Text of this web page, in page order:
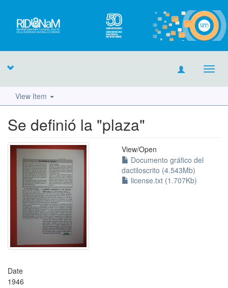
View Item
Se definió la "plaza"
View/Open
Documento gráfico del
dactiloscrito (4.543Mb)
license.txt (1.707Kb)
Date
1946